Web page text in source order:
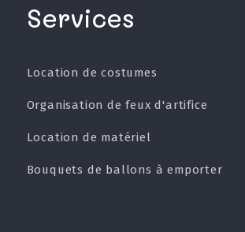
Services
Location de costumes
Organisation de feux d'artifice
Location de matériel
Bouquets de ballons à emporter